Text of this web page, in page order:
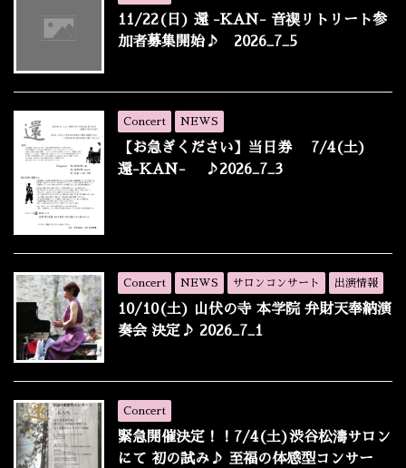
11/22(日) 還 -KAN- 音禊リトリート参
加者募集開始♪ 2026_7_5
Concert NEWS
【お急ぎください】当日券 7/4(土)
還-KAN- ♪2026_7_3
Concert NEWS サロンコンサート 出演情報
10/10(土) 山伏の寺 本学院 弁財天奉納演
奏会 決定♪ 2026_7_1
Concert
緊急開催決定！！7/4(土)渋谷松濤サロン
にて 初の試み♪ 至福の体感型コンサー